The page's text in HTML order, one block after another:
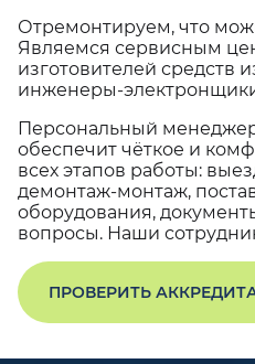
Отремонтируем, что
Являемся сервисным
изготовителей средств
инженеры-
Персональный
обеспечит чёткое и
всех этапов работы:
демонтаж-монтаж,
оборудования,
вопросы. Наши
ПРОВЕРИТЬ